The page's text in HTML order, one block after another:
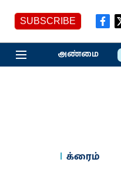
SUBSCRIBE
அண்மை
க்ரைம்